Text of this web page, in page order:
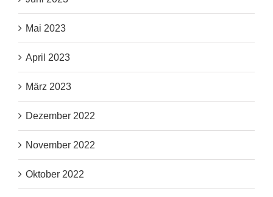
Mai 2023
April 2023
März 2023
Dezember 2022
November 2022
Oktober 2022